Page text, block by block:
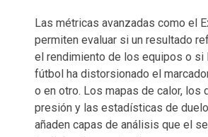
Las métricas avanzadas como el
permiten evaluar si un resultado
el rendimiento de los equipos o si
fútbol ha distorsionado el
o en otro. Los mapas de calor, los
presión y las estadísticas de
añaden capas de análisis que el